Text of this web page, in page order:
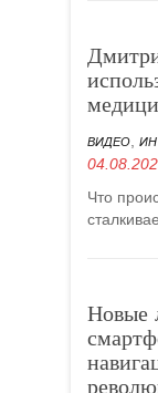
ВИДЕО
Что
Новые